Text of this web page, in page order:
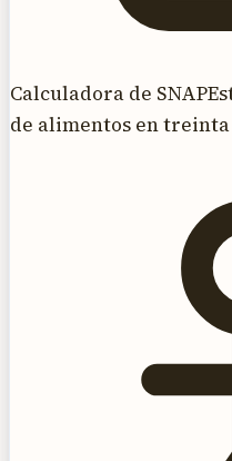
Calculadora de SNAP
de alimentos en treinta